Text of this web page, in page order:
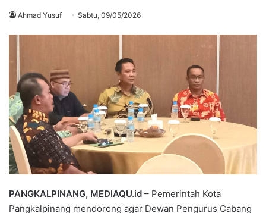
Ahmad Yusuf Sabtu, 09/05/2026
PANGKALPINANG, MEDIAQU.id – Pemerintah Kota
Pangkalpinang mendorong agar Dewan Pengurus Cabang